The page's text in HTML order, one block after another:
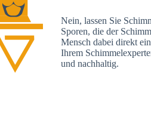
Nein, lassen Sie
Sporen, die der
Mensch dabei direkt
Ihrem
und nachhaltig.